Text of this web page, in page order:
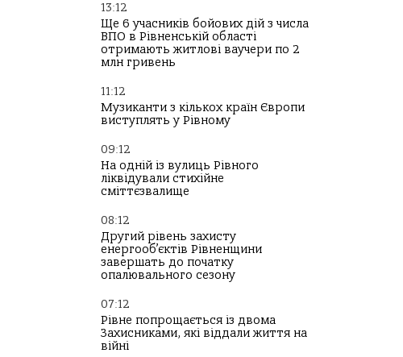
13:12
Ще 6 учасників бойових дій з числа
ВПО в Рівненській області
отримають житлові ваучери по 2
млн гривень
11:12
Музиканти з кількох країн Європи
виступлять у Рівному
09:12
На одній із вулиць Рівного
ліквідували стихійне
сміттєзвалище
08:12
Другий рівень захисту
енергооб’єктів Рівненщини
завершать до початку
опалювального сезону
07:12
Рівне попрощається із двома
Захисниками, які віддали життя на
війні